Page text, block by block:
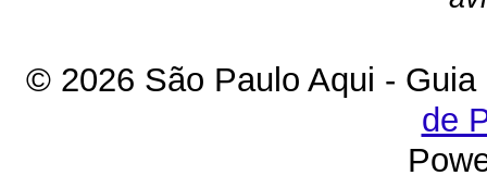
© 2026 São Paulo Aqui -
de